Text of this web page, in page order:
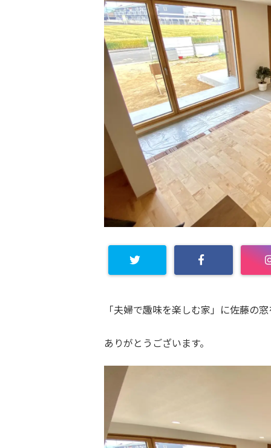
「夫婦で趣味を楽しむ家」に佐藤の
ありがとうございます。